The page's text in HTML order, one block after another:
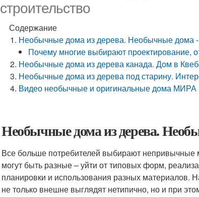
строительство
Содержание
Необычные дома из дерева. Необычные дома -
Почему многие выбирают проектирование,
Необычные дома из дерева канада. Дом в
Необычные дома из дерева под старину.
Видео необычные и оригинальные дома МИРА
Необычные дома из дерева.
Все больше потребителей выбирают
могут быть разные – уйти от типовых форм,
планировки и использования разных материалов.
не только внешне выглядят нетипично, но и при